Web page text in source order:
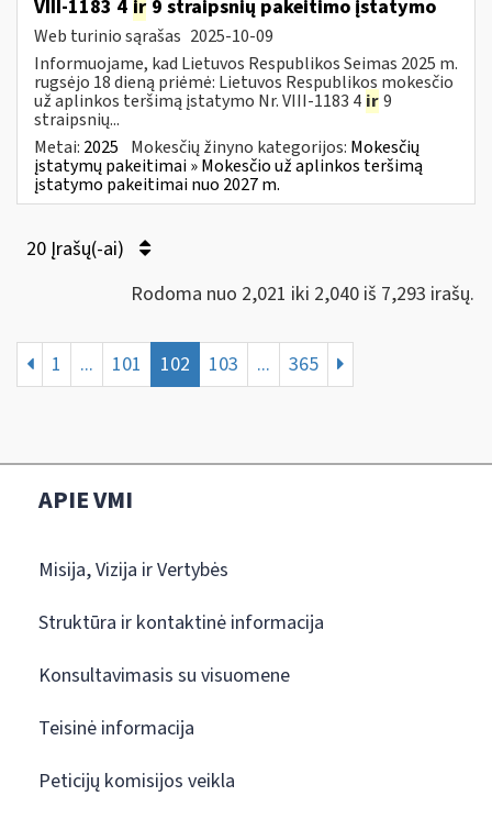
VIII-1183 4 ir 9 straipsnių pakeitimo įstatymo
Web turinio sąrašas 2025-10-09
Informuojame, kad Lietuvos Respublikos Seimas 2025 m.
rugsėjo 18 dieną priėmė: Lietuvos Respublikos mokesčio
už aplinkos teršimą įstatymo Nr. VIII-1183 4 ir9
straipsnių...
Metai: 2025 Mokesčių žinyno kategorijos: Mokesčių
įstatymų pakeitimai » Mokesčio už aplinkos teršimą
įstatymo pakeitimai nuo 2027 m.
20 Įrašų(-ai)
Rodoma nuo 2,021 iki 2,040 iš 7,293 irašų.
1 ... 101 102 103 ... 365
APIE VMI
Misija, Vizija ir Vertybės
Struktūra ir kontaktinė informacija
Konsultavimasis su visuomene
Teisinė informacija
Peticijų komisijos veikla